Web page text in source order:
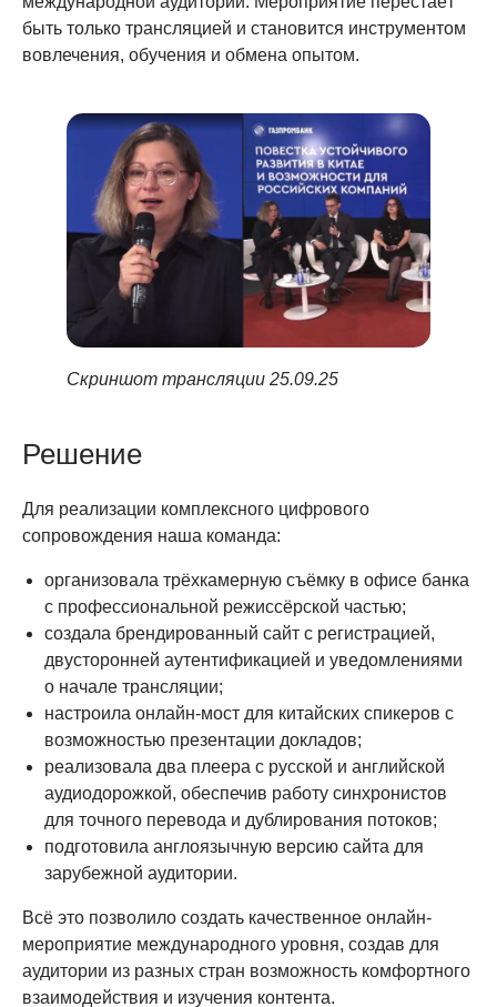
быть только трансляцией и становится инструментом
вовлечения, обучения и обмена опытом.
Скриншот трансляции 25.09.25
Решение
Для реализации комплексного цифрового
сопровождения наша команда:
организовала трёхкамерную съёмку в офисе банка
с профессиональной режиссёрской частью;
создала брендированный сайт с регистрацией,
двусторонней аутентификацией и уведомлениями
о начале трансляции;
настроила онлайн-мост для китайских спикеров с
возможностью презентации докладов;
реализовала два плеера с русской и английской
аудиодорожкой, обеспечив работу синхронистов
для точного перевода и дублирования потоков;
подготовила англоязычную версию сайта для
зарубежной аудитории.
Всё это позволило создать качественное онлайн-
мероприятие международного уровня, создав для
аудитории из разных стран возможность комфортного
взаимодействия и изучения контента.